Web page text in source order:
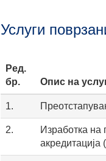
Услуги
Ред.
бр.
Опис на
1.
2.
Изработка на
акредитација